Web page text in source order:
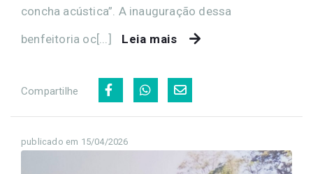
concha acústica”. A inauguração dessa
benfeitoria oc[...]
Leia mais
Compartilhe
publicado em 15/04/2026